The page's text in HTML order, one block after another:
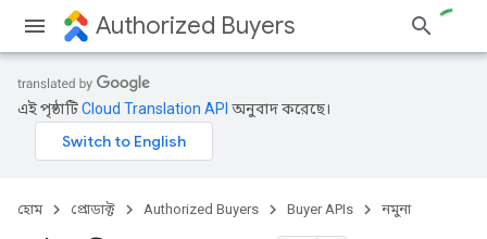
Authorized Buyers
এই পৃষ্ঠাটিCloud Translation API অনুবাদ করেছে।
হোম প্রোডাক্ট Authorized Buyers Buyer APIs নমুনা